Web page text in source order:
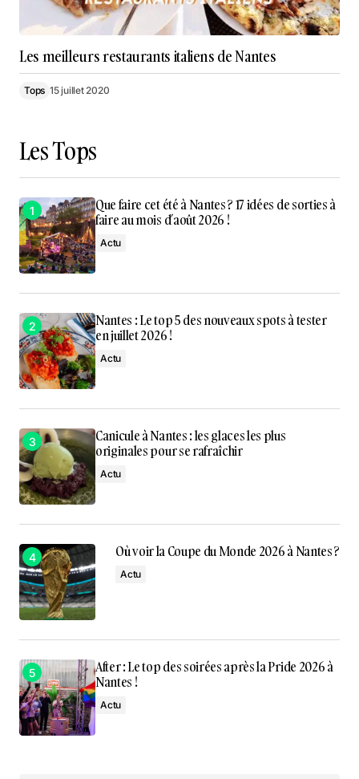
Les meilleurs restaurants italiens de Nantes
Tops 15 juillet 2020
Les Tops
Que faire cet été à Nantes ? 17 idées de sorties à
faire au mois d’août 2026 !
Actu
Nantes : Le top 5 des nouveaux spots à tester
en juillet 2026 !
Actu
Canicule à Nantes : les glaces les plus
originales pour se rafraîchir
Actu
Où voir la Coupe du Monde 2026 à Nantes ?
Actu
After : Le top des soirées après la Pride 2026 à
Nantes !
Actu